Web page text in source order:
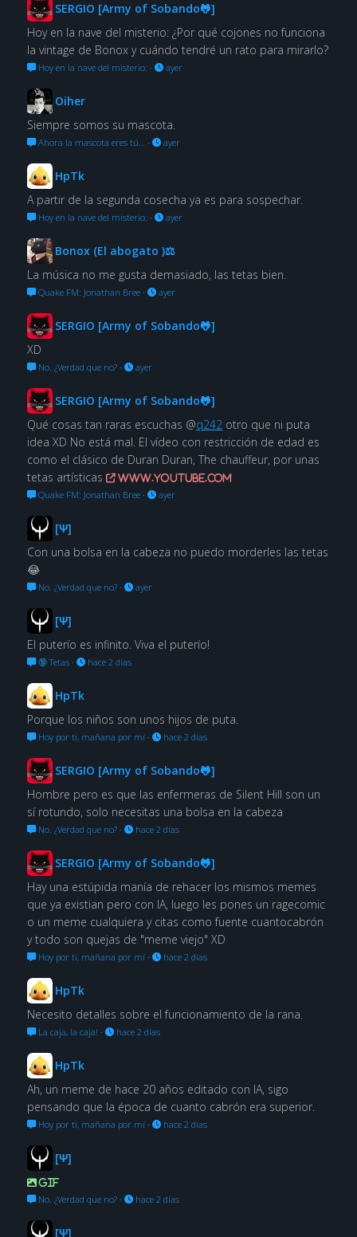
SERGIO [Army of Sobando🐸]
Hoy en la nave del misterio: ¿Por qué cojones no funciona
la vintage de Bonox y cuándo tendré un rato para mirarlo?
Hoy en la nave del misterio: · ayer
Oiher
Siempre somos su mascota.
Ahora la mascota eres tú… · ayer
HpTk
A partir de la segunda cosecha ya es para sospechar.
Hoy en la nave del misterio: · ayer
Bonox (El abogato )⚖
La música no me gusta demasiado, las tetas bien.
Quake FM: Jonathan Bree· ayer
SERGIO [Army of Sobando🐸]
XD
No. ¿Verdad que no?· ayer
SERGIO [Army of Sobando🐸]
Qué cosas tan raras escuchas @q242otro que ni puta
idea XD No está mal. El vídeo con restricción de edad es
como el clásico de Duran Duran, The chauffeur, por unas
tetas artísticas
www.youtube.com
Quake FM: Jonathan Bree· ayer
[Ψ]
Con una bolsa en la cabeza no puedo morderles las tetas
😂
No. ¿Verdad que no?· ayer
[Ψ]
El puterío es infinito. Viva el puterío!
🔞 Tetas· hace 2 días
HpTk
Porque los niños son unos hijos de puta.
Hoy por ti, mañana por mí· hace 2 días
SERGIO [Army of Sobando🐸]
Hombre pero es que las enfermeras de Silent Hill son un
sí rotundo, solo necesitas una bolsa en la cabeza
No. ¿Verdad que no?· hace 2 días
SERGIO [Army of Sobando🐸]
Hay una estúpida manía de rehacer los mismos memes
que ya existian pero con IA, luego les pones un ragecomic
o un meme cualquiera y citas como fuente cuantocabrón
y todo son quejas de "meme viejo" XD
Hoy por ti, mañana por mí· hace 2 días
HpTk
Necesito detalles sobre el funcionamiento de la rana.
La caja, la caja! · hace 2 días
HpTk
Ah, un meme de hace 20 años editado con IA, sigo
pensando que la época de cuanto cabrón era superior.
Hoy por ti, mañana por mí· hace 2 días
[Ψ]
GIF
No. ¿Verdad que no?· hace 2 días
[Ψ]